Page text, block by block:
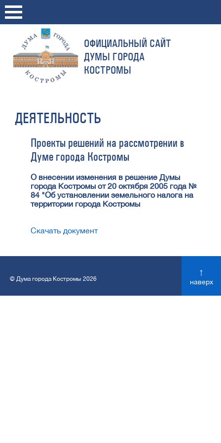
ОФИЦИАЛЬНЫЙ САЙТ
ДУМЫ ГОРОДА
КОСТРОМЫ
ДЕЯТЕЛЬНОСТЬ
Проекты решений на рассмотрении в
Думе города Костромы
О внесении изменения в решение Думы
города Костромы от 20 октября 2005 года №
84 "Об установлении земельного налога на
территории города Костромы
Скачать документ
© Дума города Костромы 2026
↑
наверх